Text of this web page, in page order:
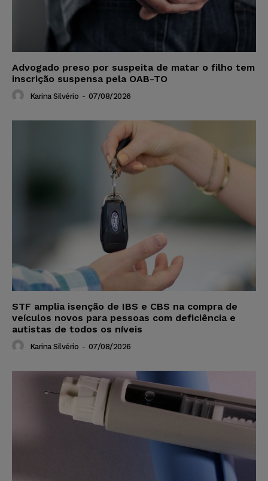
Advogado preso por suspeita de matar o filho tem
inscrição suspensa pela OAB-TO
Karina Silvério - 07/08/2026
STF amplia isenção de IBS e CBS na compra de
veículos novos para pessoas com deficiência e
autistas de todos os níveis
Karina Silvério - 07/08/2026